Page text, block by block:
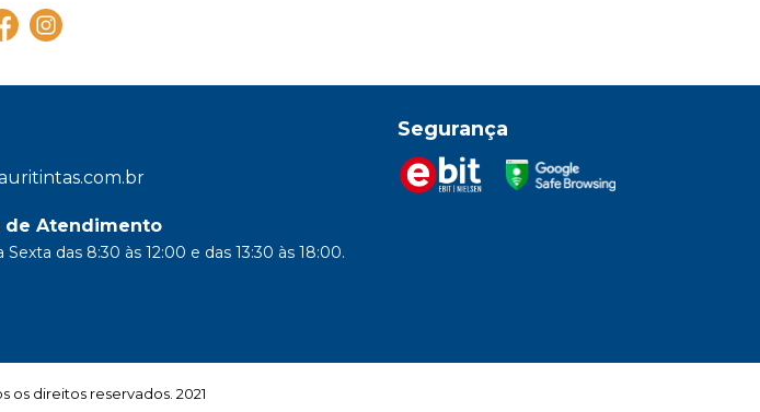
de Atendimento
Sexta das 8:30 às 12:00 e das 13:30 às 18:00.
Segurança
os direitos reservados. 2021